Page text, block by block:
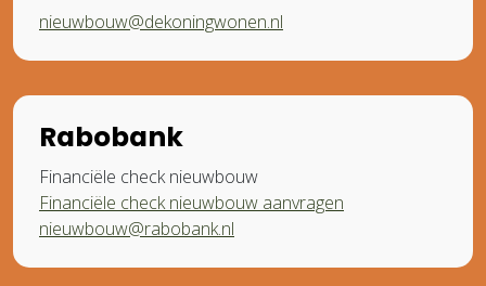
nieuwbouw@dekoningwonen.nl
Rabobank
Financiële check nieuwbouw
Financiële check nieuwbouw aanvragen
nieuwbouw@rabobank.nl